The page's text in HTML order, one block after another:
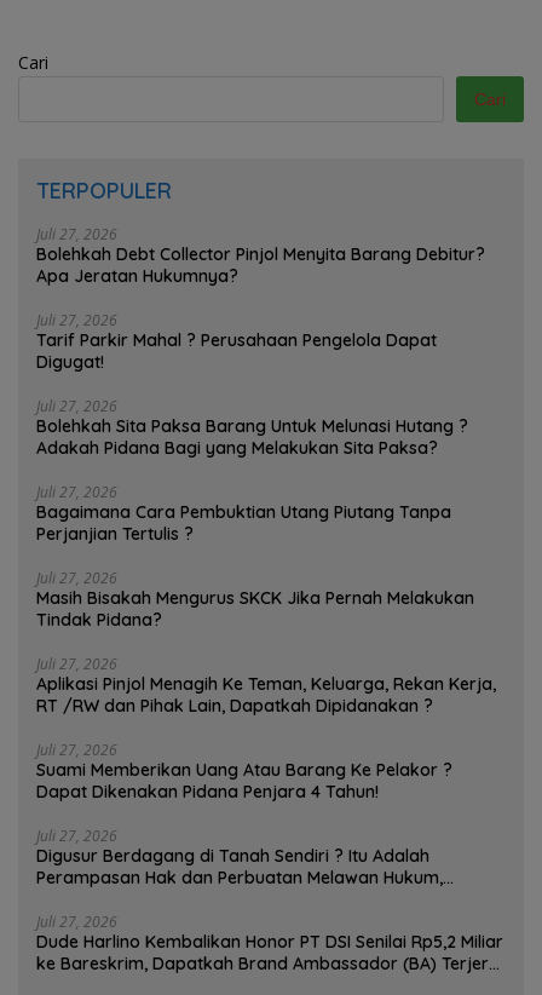
Cari
Cari
TERPOPULER
Juli 27, 2026
Bolehkah Debt Collector Pinjol Menyita Barang Debitur?
Apa Jeratan Hukumnya?
Juli 27, 2026
Tarif Parkir Mahal ? Perusahaan Pengelola Dapat
Digugat!
Juli 27, 2026
Bolehkah Sita Paksa Barang Untuk Melunasi Hutang ?
Adakah Pidana Bagi yang Melakukan Sita Paksa?
Juli 27, 2026
Bagaimana Cara Pembuktian Utang Piutang Tanpa
Perjanjian Tertulis ?
Juli 27, 2026
Masih Bisakah Mengurus SKCK Jika Pernah Melakukan
Tindak Pidana?
Juli 27, 2026
Aplikasi Pinjol Menagih Ke Teman, Keluarga, Rekan Kerja,
RT /RW dan Pihak Lain, Dapatkah Dipidanakan ?
Juli 27, 2026
Suami Memberikan Uang Atau Barang Ke Pelakor ?
Dapat Dikenakan Pidana Penjara 4 Tahun!
Juli 27, 2026
Digusur Berdagang di Tanah Sendiri ? Itu Adalah
Perampasan Hak dan Perbuatan Melawan Hukum,
Juli 27, 2026
Dude Harlino Kembalikan Honor PT DSI Senilai Rp5,2 Miliar
ke Bareskrim, Dapatkah Brand Ambassador (BA) Terjerat